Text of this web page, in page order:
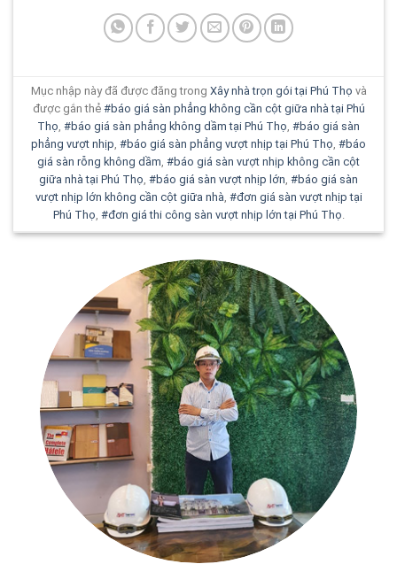
Mục nhập này đã được đăng trong Xây nhà trọn gói tại Phú Thọ và
được gắn thẻ #báo giá sàn phẳng không cần cột giữa nhà tại Phú
Thọ #báo giá sàn phẳng không dầm tại Phú Thọ #báo giá sàn
phẳng vượt nhịp #báo giá sàn phẳng vượt nhịp tại Phú Thọ #báo
giá sàn rỗng không dầm #báo giá sàn vượt nhịp không cần cột
giữa nhà tại Phú Thọ #báo giá sàn vượt nhịp lớn #báo giá sàn
vượt nhịp lớn không cần cột giữa nhà #đơn giá sàn vượt nhịp tại
Phú Thọ #đơn giá thi công sàn vượt nhịp lớn tại Phú Thọ